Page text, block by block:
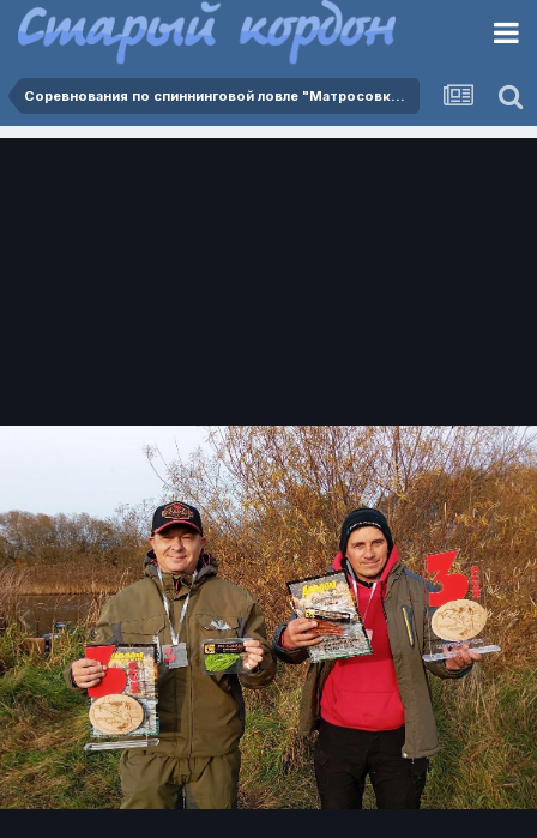
Соревнования по спиннинговой ловле "Матросовка - Ржевка 25.10.2025"